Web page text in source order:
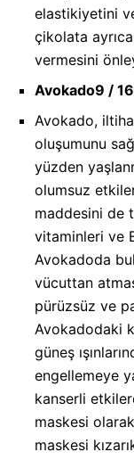
elastikiyetini
çikolata
vermesini
Avokado9 / 16
Avokado,
oluşumunu
yüzden
olumsuz
maddesini de
vitaminleri ve
Avokadoda
vücuttan
pürüzsüz ve
Avokadodaki
güneş
engellemeye
kanserli
maskesi
maskesi